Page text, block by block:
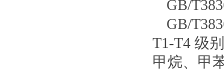
GB/
GB/
T1-T4 级
甲烷、甲